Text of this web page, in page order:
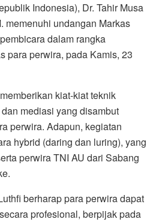
Indonesia), Dr. Tahir Musa
memenuhi undangan Markas
dalam rangka
para perwira, pada Kamis, 23
kiat-kiat teknik
mediasi yang disambut
perwira. Adapun, kegiatan
hybrid (daring dan luring), yang
perwira TNI AU dari Sabang
berharap para perwira dapat
profesional, berpijak pada